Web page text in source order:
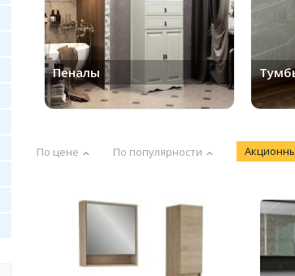
Пеналы
По цене По популярности